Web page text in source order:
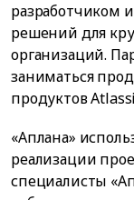
разработчиком
решений для
организаций.
заниматься
продуктов
«Аплана»
реализации
специалисты